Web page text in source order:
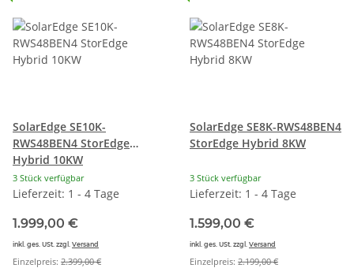
SolarEdge SE10K-
RWS48BEN4 StorEdge
Hybrid 10KW
3 Stück verfügbar
Lieferzeit: 1 - 4 Tage
1.999,00 €
inkl. ges. USt. zzgl. Versand
Einzelpreis: 2.399,00 €
SolarEdge SE8K-RWS48BEN4
StorEdge Hybrid 8KW
3 Stück verfügbar
Lieferzeit: 1 - 4 Tage
1.599,00 €
inkl. ges. USt. zzgl. Versand
Einzelpreis: 2.199,00 €